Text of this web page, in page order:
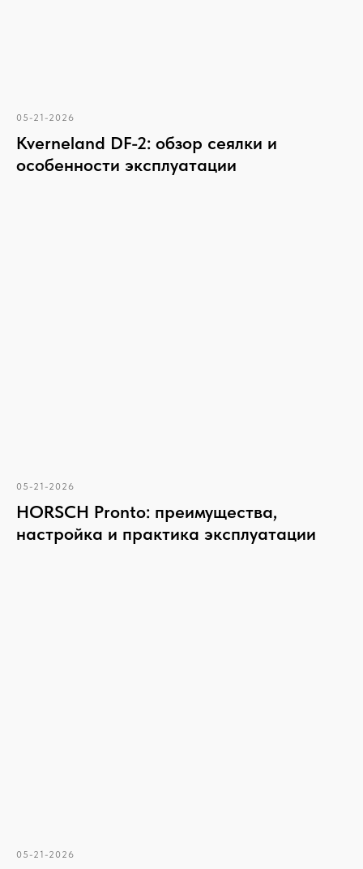
05-21-2026
Kverneland DF-2: обзор сеялки и
особенности эксплуатации
05-21-2026
HORSCH Pronto: преимущества,
настройка и практика эксплуатации
05-21-2026